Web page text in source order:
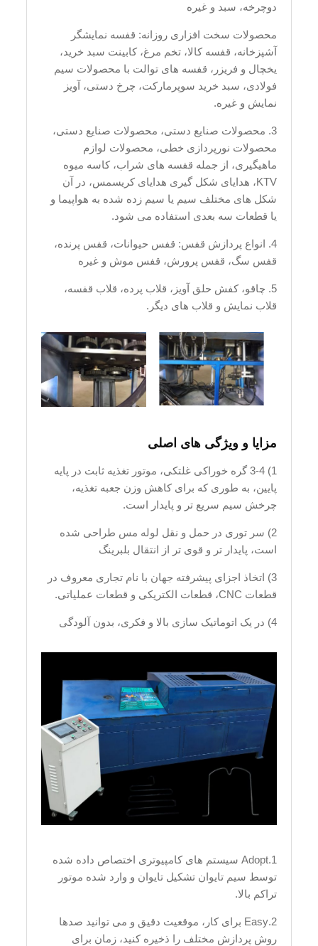
دوچرخه، سبد و غیره
محصولات سخت افزاری روزانه: قفسه نمایشگر
آشپزخانه، قفسه کالا، تخم مرغ، کابینت سبد خرید،
یخچال و فریزر، قفسه های توالت با محصولات سیم
فولادی، سبد خرید سوپرمارکت، چرخ دستی، آویز
نمایش و غیره.
3. محصولات صنایع دستی، محصولات صنایع دستی،
محصولات نورپردازی خطی، محصولات لوازم
ماهیگیری، از جمله قفسه های شراب، کاسه میوه
KTV، هدایای شکل گیری هدایای کریسمس، در آن
شکل های مختلف سیم یا سیم زده شده به هواپیما و
یا قطعات سه بعدی استفاده می شود.
4. انواع پردازش قفس: قفس حیوانات، قفس پرنده،
قفس سگ، قفس پرورش، قفس موش و غیره
5. چاقو، کفش حلق آویز، قلاب پرده، قلاب قفسه،
قلاب نمایش و قلاب های دیگر.
مزایا و ویژگی های اصلی
1) 3-4 گره خوراکی غلتکی، موتور تغذیه ثابت در پایه
پایین، به طوری که برای کاهش وزن جعبه تغذیه،
چرخش سیم سریع تر و پایدار است.
2) سر توری در حمل و نقل لوله مس طراحی شده
است، پایدار تر و قوی تر از انتقال بلبرینگ
3) اتخاذ اجزای پیشرفته جهان با نام تجاری معروف در
قطعات CNC، قطعات الکتریکی و قطعات عملیاتی.
4) در یک اتوماتیک سازی بالا و فکری، بدون آلودگی
1.Adopt سیستم های کامپیوتری اختصاص داده شده
توسط سیم تایوان تشکیل تایوان و وارد شده موتور
تراکم بالا.
2.Easy برای کار، موقعیت دقیق و می توانید صدها
روش پردازش مختلف را ذخیره کنید، زمان برای